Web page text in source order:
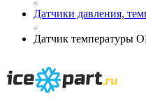
Датчики давления,
Датчик температуры